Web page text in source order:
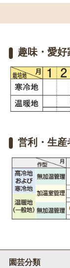
趣味・愛好
営利・生産
園芸分類